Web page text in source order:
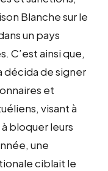
Blanche sur le
un pays
C’est ainsi que,
décida de signer
et
visant à
bloquer leurs
une
ciblait le